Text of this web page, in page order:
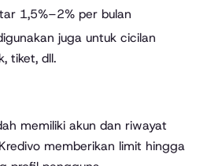
1,5%–2% per bulan
juga untuk cicilan
tiket, dll.
memiliki akun dan riwayat
memberikan limit hingga